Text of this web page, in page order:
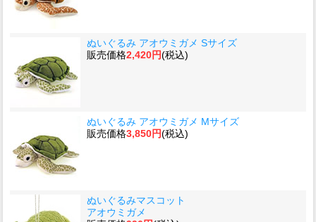
ぬいぐるみ アオウミガメ Sサイズ
販売価格2,420円(税込)
ぬいぐるみ アオウミガメ Mサイズ
販売価格3,850円(税込)
ぬいぐるみマスコット
アオウミガメ